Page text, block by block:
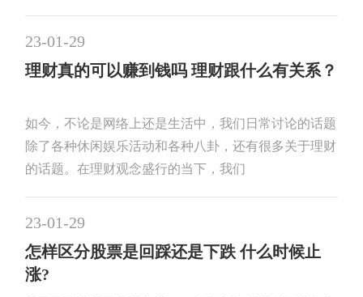
23-01-29
理财真的可以赚到钱吗 理财跟什么有关系？
如今，不论是网络上还是生活中，我们日常讨论的话题
除了各种休闲娱乐活动和各种八卦，还有很多关于理财
的话题。在理财观念盛行的当下，我们
23-01-29
怎样区分股票是回踩还是下跌 什么时候止
涨?